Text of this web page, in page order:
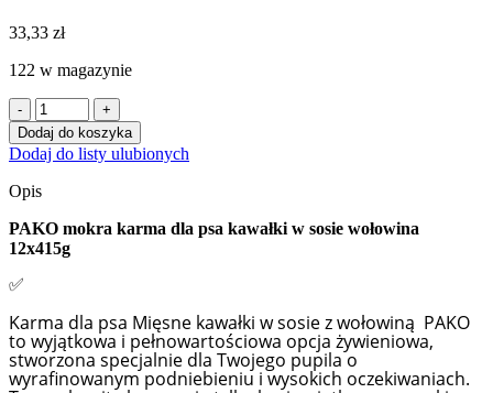
33,33 zł
122 w magazynie
ilość
PAKO
mokra
karma
dla
kawałki
w
Dodaj do koszyka
Dodaj do listy ulubionych
Opis
PAKO mokra karma dla psa kawałki w sosie wołowina
12x415g
✅
Karma dla psa Mięsne kawałki w sosie z wołowiną PAKO
to wyjątkowa i pełnowartościowa opcja żywieniowa,
stworzona specjalnie dla Twojego pupila o
wyrafinowanym podniebieniu i wysokich oczekiwaniach.